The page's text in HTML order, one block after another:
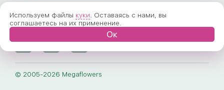
Гарантии
Как заказать
Вопрос-ответ
Обработка персональных данных
© 2005-2026 Megaflowers
Используем файлы куки. Оставаясь с нами, вы
соглашаетесь на их применение.
Ок